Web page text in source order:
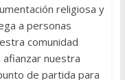
religiosa y
a personas
comunidad
afianzar nuestra
de partida para